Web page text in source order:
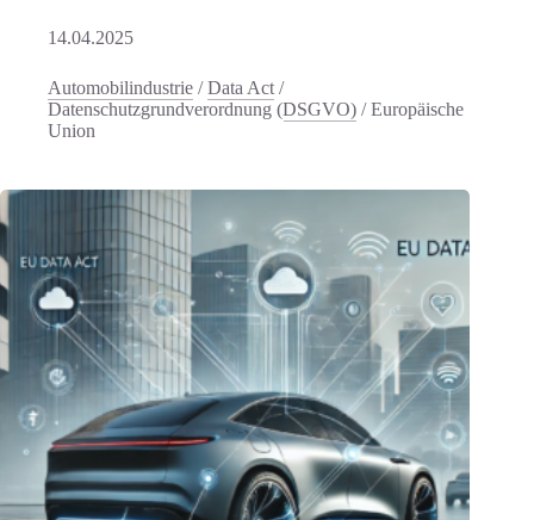
14.04.2025
Automobilindustrie /Data Act /
Datenschutzgrundverordnung (DSGVO) /Europäische
Union